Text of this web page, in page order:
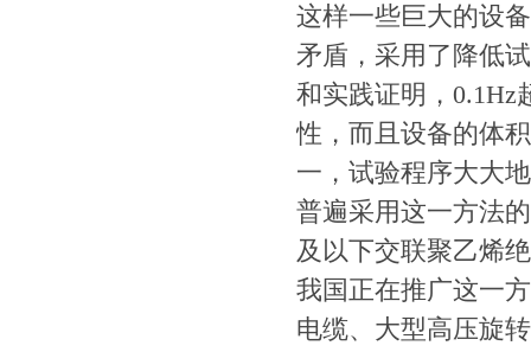
这样一些巨大的设
矛盾，采用了降低
和实践证明，0.1Hz
性，而且设备的体
一，试验程序大大
普遍采用这一方法
及以下交联聚乙烯
我国正在推广这一
电缆、大型高压旋